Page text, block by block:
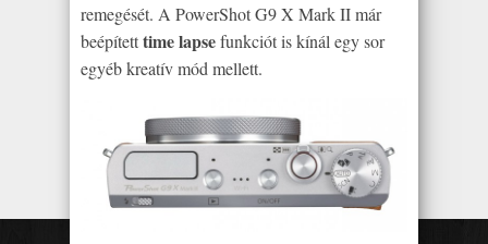
remegését. A PowerShot G9 X Mark II már
beépítetttime lapsefunkciót is kínál egy sor
egyéb kreatív mód mellett.